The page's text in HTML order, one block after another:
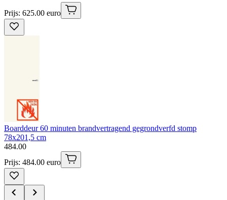
Prijs: 625.00 euro
Boarddeur 60 minuten brandvertragend gegrondverfd stomp
78x201,5 cm
484.00
Prijs: 484.00 euro